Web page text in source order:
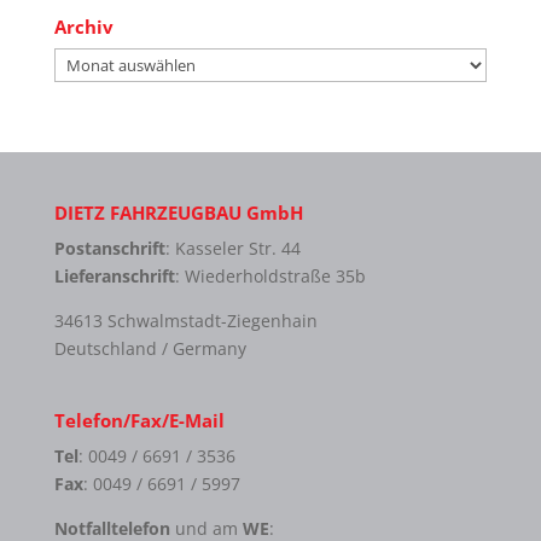
Archiv
Archiv
DIETZ FAHRZEUGBAU GmbH
Postanschrift: Kasseler Str. 44
Lieferanschrift: Wiederholdstraße 35b
34613 Schwalmstadt-Ziegenhain
Deutschland / Germany
Telefon/Fax/E-Mail
Tel: 0049 / 6691 / 3536
Fax: 0049 / 6691 / 5997
Notfalltelefon und am WE: